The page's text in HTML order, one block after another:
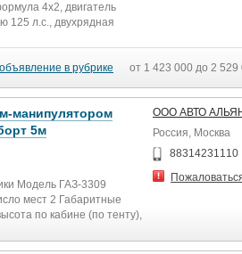
4х2, двигатель
125 л.с., двухрядная
в рубрике от 1 423 000 до 2 529
манипулятором
5м
Модель ГАЗ-3309
мест 2 Габаритные
по кабине (по тенту),
ООО АВТО
Россия, Москва
88314231110